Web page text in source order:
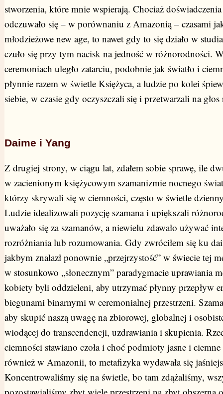
stworzenia, które mnie wspierają. Chociaż
odczuwało się – w porównaniu z Amazonią – czasami
młodzieżowe new age, to nawet gdy to się działo w
czuło się przy tym nacisk na jedność w różnorodności.
ceremoniach uległo zatarciu, podobnie jak światło i
płynnie razem w świetle Księżyca, a ludzie po kolei
siebie, w czasie gdy oczyszczali się i przetwarzali na głos
Daime i Yang
Z drugiej strony, w ciągu lat, zdałem sobie sprawę, ile
w zacienionym księżycowym szamanizmie nocnego
którzy skrywali się w ciemności, często w świetle
Ludzie idealizowali pozycję szamana i upiększali
uważało się za szamanów, a niewielu zdawało używać
rozróżniania lub rozumowania. Gdy zwróciłem się ku
jakbym znalazł ponownie „przejrzystość” w świecie tej
w stosunkowo „słonecznym” paradygmacie uprawiania
kobiety byli oddzieleni, aby utrzymać płynny przepływ
biegunami binarnymi w ceremonialnej przestrzeni.
aby skupić naszą uwagę na zbiorowej, globalnej i
wiodącej do transcendencji, uzdrawiania i skupienia.
ciemności stawiano czoła i choć podmioty jasne i
również w Amazonii, to metafizyka wydawała się
Koncentrowaliśmy się na świetle, bo tam zdążaliśmy,